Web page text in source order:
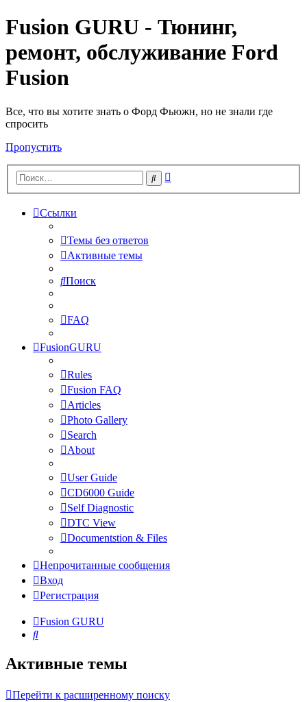
Fusion GURU - Тюнинг,
ремонт, обслуживание Ford
Fusion
Все, что вы хотите знать о Форд Фьюжн, но не знали где
спросить
Пропустить
Поиск
Ссылки
Темы без ответов
Активные темы
Поиск
FAQ
FusionGURU
Rules
Fusion FAQ
Articles
Photo Gallery
Search
About
User Guide
CD6000 Guide
Self Diagnostic
DTC View
Documentstion & Files
Непрочитанные сообщения
Вход
Регистрация
Fusion GURU
Поиск
Активные темы
Перейти к расширенному поиску